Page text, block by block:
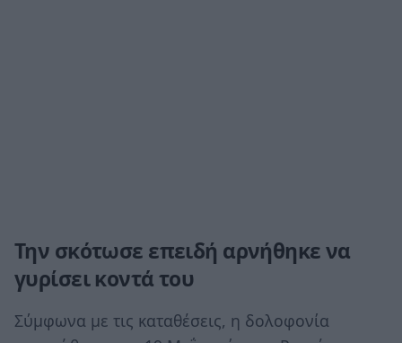
Την σκότωσε επειδή αρνήθηκε να
γυρίσει κοντά του
Σύμφωνα με τις καταθέσεις, η δολοφονία